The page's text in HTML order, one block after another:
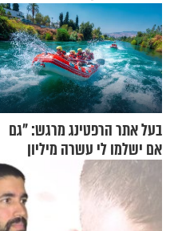
בעל אתר הרפטינג מרגש: "גם
אם ישלמו לי עשרה מיליון
שקלים - לא אפתח בשבת"